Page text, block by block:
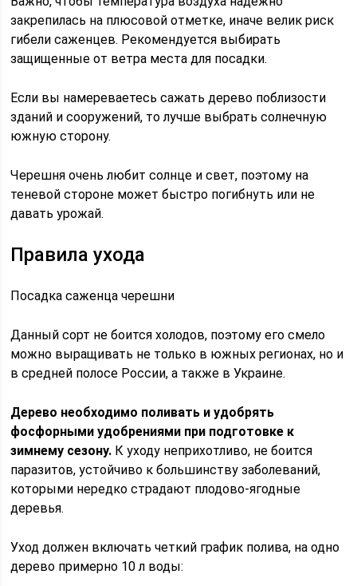
закрепилась на плюсовой отметке, иначе велик риск
гибели саженцев. Рекомендуется выбирать
защищенные от ветра места для посадки.
Если вы намереваетесь сажать дерево поблизости
зданий и сооружений, то лучше выбрать солнечную
южную сторону.
Черешня очень любит солнце и свет, поэтому на
теневой стороне может быстро погибнуть или не
давать урожай.
Правила ухода
Посадка саженца черешни
Данный сорт не боится холодов, поэтому его смело
можно выращивать не только в южных регионах, но и
в средней полосе России, а также в Украине.
Дерево необходимо поливать и удобрять
фосфорными удобрениями при подготовке к
зимнему сезону. К уходу неприхотливо, не боится
паразитов, устойчиво к большинству заболеваний,
которыми нередко страдают плодово-ягодные
деревья.
Уход должен включать четкий график полива, на одно
дерево примерно 10 л воды: